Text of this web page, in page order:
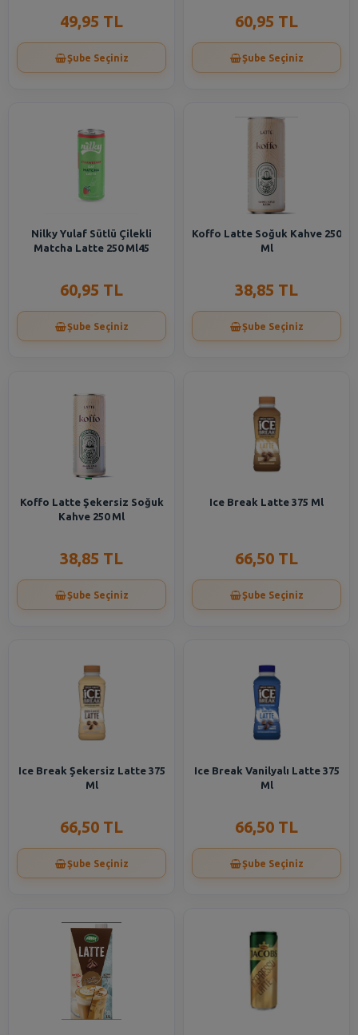
49,95 TL
Şube Seçiniz
60,95 TL
Şube Seçiniz
Nilky Yulaf Sütlü Çilekli
Matcha Latte 250 Ml45
60,95 TL
Şube Seçiniz
Koffo Latte Soğuk Kahve 250
Ml
38,85 TL
Şube Seçiniz
Koffo Latte Şekersiz Soğuk
Kahve 250 Ml
38,85 TL
Şube Seçiniz
Ice Break Latte 375 Ml
66,50 TL
Şube Seçiniz
Ice Break Şekersiz Latte 375
Ml
66,50 TL
Şube Seçiniz
Ice Break Vanilyalı Latte 375
Ml
66,50 TL
Şube Seçiniz